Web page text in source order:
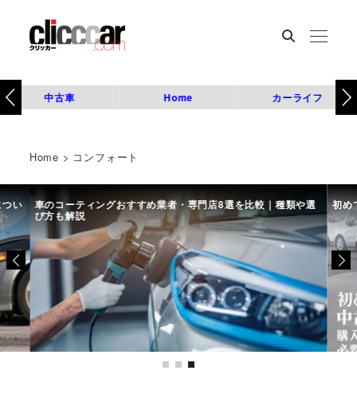
中古車 Home カーライフ
Home > コンフォート
い 車のコーティングおすすめ業者・専門店8選を比較｜種類や選
び方も解説
初め